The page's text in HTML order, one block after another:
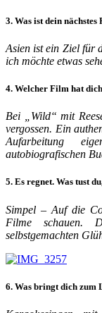
3. Was ist dein nächstes
Asien ist ein Ziel für
ich möchte etwas
4. Welcher Film hat
Bei „Wild“ mit
vergossen. Ein
Aufarbeitung
autobiografischen
5. Es regnet. Was tust
Simpel – Auf die
Filme schauen.
selbstgemachten
6. Was bringt dich zum